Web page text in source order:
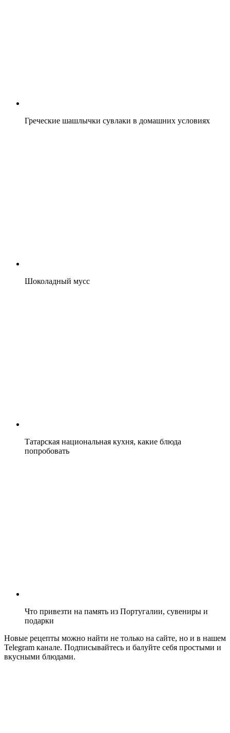
Греческие шашлычки сувлаки в домашних условиях
Шоколадный мусс
Татарская национальная кухня, какие блюда
попробовать
Что привезти на память из Португалии, сувениры и
подарки
Новые рецепты можно найти не только на сайте, но и в нашем
Telegram канале. Подписывайтесь и балуйте себя простыми и
вкусными блюдами.